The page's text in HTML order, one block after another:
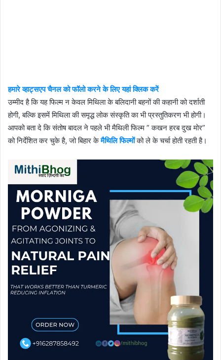
हमारे व्हाट्सएप चैनल को फॉलो करने के लिए यहां क्लिक करें
उम्मीद है कि यह फिल्म न केवल मिथिला के बलिदानी बहनों की कहानी को दर्शाती
होगी, बल्कि इसमें मिथिला की समृद्ध लोक संस्कृति का भी प्रस्तुतिकरण भी होगी।
आपको बता दे कि संतोष बादल ने पहले भी मैथिली फिल्म ” कखन हरब दुख मोर”
को निर्देशित कर चुके है, जो बिहार केमैथिलि फिल्मोंको ले के चर्चा होती रहती है।